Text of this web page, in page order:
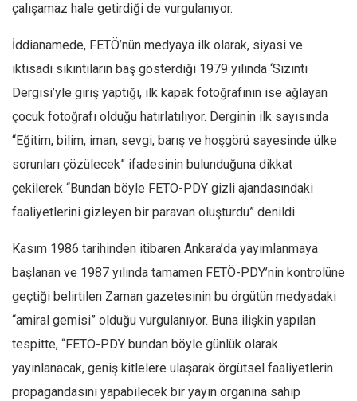
çalışamaz hale getirdiği de vurgulanıyor.
İddianamede, FETÖ’nün medyaya ilk olarak, siyasi ve
iktisadi sıkıntıların baş gösterdiği 1979 yılında ‘Sızıntı
Dergisi’yle giriş yaptığı, ilk kapak fotoğrafının ise ağlayan
çocuk fotoğrafı olduğu hatırlatılıyor. Derginin ilk sayısında
“Eğitim, bilim, iman, sevgi, barış ve hoşgörü sayesinde ülke
sorunları çözülecek” ifadesinin bulunduğuna dikkat
çekilerek “Bundan böyle FETÖ-PDY gizli ajandasındaki
faaliyetlerini gizleyen bir paravan oluşturdu” denildi.
Kasım 1986 tarihinden itibaren Ankara’da yayımlanmaya
başlanan ve 1987 yılında tamamen FETÖ-PDY’nin kontrolüne
geçtiği belirtilen Zaman gazetesinin bu örgütün medyadaki
“amiral gemisi” olduğu vurgulanıyor. Buna ilişkin yapılan
tespitte, “FETÖ-PDY bundan böyle günlük olarak
yayınlanacak, geniş kitlelere ulaşarak örgütsel faaliyetlerin
propagandasını yapabilecek bir yayın organına sahip